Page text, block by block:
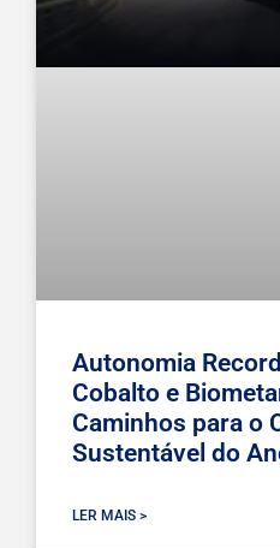
Autonomia
Cobalto e
Caminhos para o
Sustentável do
LER MAIS >